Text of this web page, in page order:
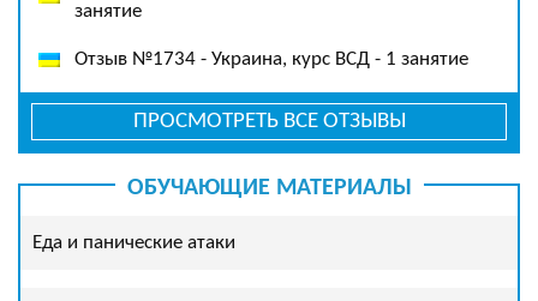
занятие
Отзыв №1734 - Украина, курс ВСД - 1 занятие
ПРОСМОТРЕТЬ ВСЕ ОТЗЫВЫ
ОБУЧАЮЩИЕ МАТЕРИАЛЫ
Еда и панические атаки